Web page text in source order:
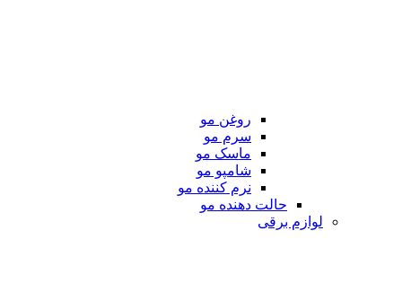
روغن مو
سرم مو
ماسک مو
شامپو مو
نرم کننده مو
حالت دهنده مو
لوازم برقی